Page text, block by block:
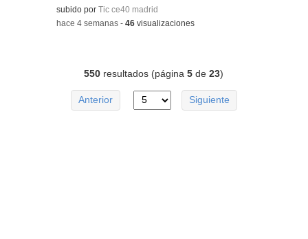
subido por Tic ce40 madrid
-hace 4 semanas -46 visualizaciones
550 resultados (página5 de23)
Anterior Siguiente